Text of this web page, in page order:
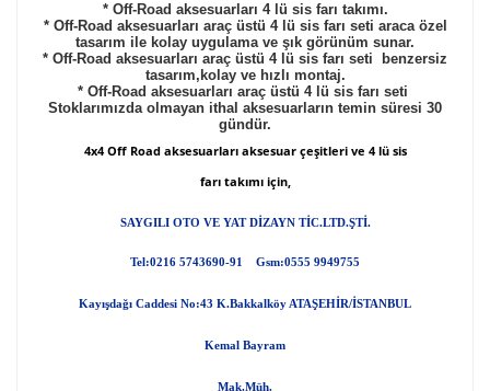
* Off-Road aksesuarları 4 lü sis farı takımı.
* Off-Road aksesuarları araç üstü 4 lü sis farı seti araca özel
tasarım ile kolay uygulama ve şık görünüm sunar.
* Off-Road aksesuarları araç üstü 4 lü sis farı seti
benzersiz
tasarım,kolay ve hızlı montaj.
* Off-Road aksesuarları araç üstü 4 lü sis farı seti
Stoklarımızda olmayan ithal aksesuarların temin süresi 30
gündür.
4x4 Off Road aksesuarları aksesuar çeşitleri ve 4 lü sis
farı takımı için,
SAYGILI OTO VE YAT DİZAYN TİC.LTD.ŞTİ.
Tel:0216 5743690-91 Gsm:0555 9949755
Kayışdağı Caddesi No:43 K.Bakkalköy ATAŞEHİR/İSTANBUL
Kemal Bayram
Mak.Müh.